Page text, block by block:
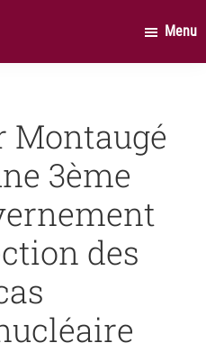
Menu
Montaugé
3ème
des